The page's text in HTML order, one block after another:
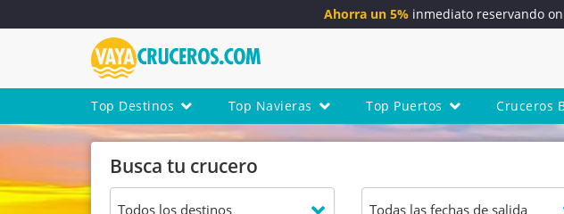
Ahorra un 5% inmediato reservando
Top Destinos Top Navieras Top Puertos Cruceros
Busca tu crucero